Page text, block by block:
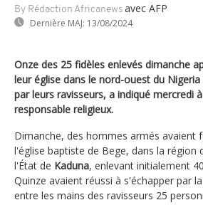
By Rédaction Africanews avec AFP
Dernière MAJ: 13/08/2024
Onze des 25 fidèles enlevés dimanche
leur église dans le nord-ouest du
par leurs ravisseurs, a indiqué mercredi
responsable religieux.
Dimanche, des hommes armés avaient
l'église baptiste de Bege, dans la région
l'État de Kaduna, enlevant initialement
Quinze avaient réussi à s'échapper par
entre les mains des ravisseurs 25